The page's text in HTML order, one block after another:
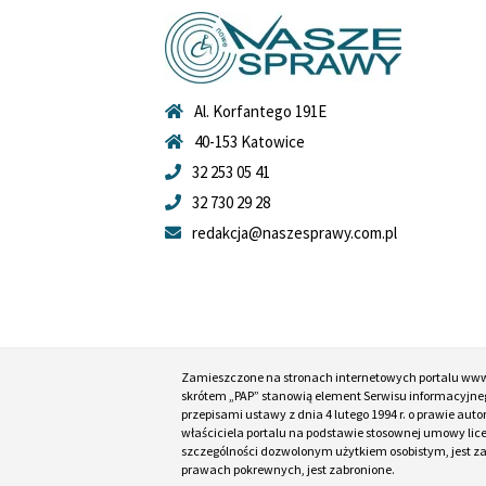
Al. Korfantego 191E
40-153 Katowice
32 253 05 41
32 730 29 28
redakcja@naszesprawy.com.pl
Zamieszczone na stronach internetowych portalu
skrótem „PAP” stanowią element Serwisu
przepisami ustawy z dnia 4 lutego 1994 r. o prawie
właściciela portalu na podstawie stosownej umowy
szczególności dozwolonym użytkiem osobistym, jest
prawach pokrewnych, jest zabronione.